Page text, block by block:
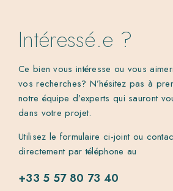
Intéressé.e ?
Ce bien vous intéresse ou vous
vos recherches? N’hésitez pas à
notre équipe d’experts qui sauront
dans votre projet.
Utilisez le formulaire ci-joint ou
directement par téléphone au
+33 5 57 80 73 40